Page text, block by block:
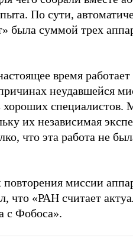
По сути,
была суммой трех
время
неудавшейся
хороших
их независимая
что эта работа не
повторения миссии
что «РАН считает
с Фобоса».